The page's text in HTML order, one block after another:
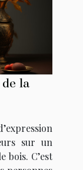
la
sur un
bois. C’est